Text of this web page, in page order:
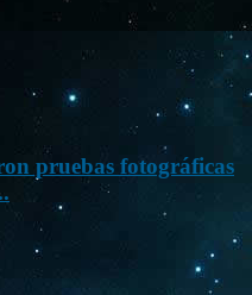
pruebas fotográficas